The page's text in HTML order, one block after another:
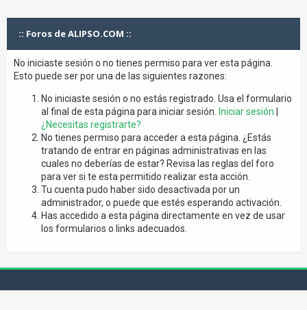
:: Foros de ALIPSO.COM ::
No iniciaste sesión o no tienes permiso para ver esta página.
Esto puede ser por una de las siguientes razones:
No iniciaste sesión o no estás registrado. Usa el formulario
al final de esta página para iniciar sesión.
Iniciar sesión
¿Necesitas registrarte?
No tienes permiso para acceder a esta página. ¿Estás
tratando de entrar en páginas administrativas en las
cuales no deberías de estar? Revisa las reglas del foro
para ver si te esta permitido realizar esta acción.
Tu cuenta pudo haber sido desactivada por un
administrador, o puede que estés esperando activación.
Has accedido a esta página directamente en vez de usar
los formularios o links adecuados.